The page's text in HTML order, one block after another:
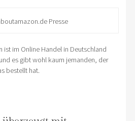
Presse
ist im Online Handel in Deutschland
es gibt wohl kaum jemanden, der
bestellt hat.